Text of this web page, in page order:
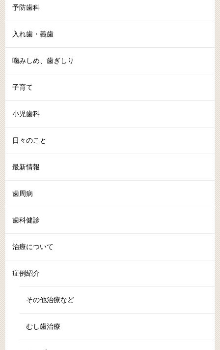
予防歯科
入れ歯・義歯
噛みしめ、歯ぎしり
子育て
小児歯科
日々のこと
最新情報
歯周病
歯科健診
治療について
症例紹介
その他治療など
むし歯治療